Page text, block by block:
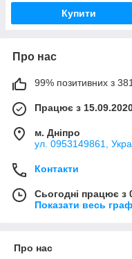
Купити
Про нас
99% позитивних з 381
Працює з
м. Дніпро
ул. 0953149861,
Контакти
Сьогодні працює з
Показати весь
Про нас